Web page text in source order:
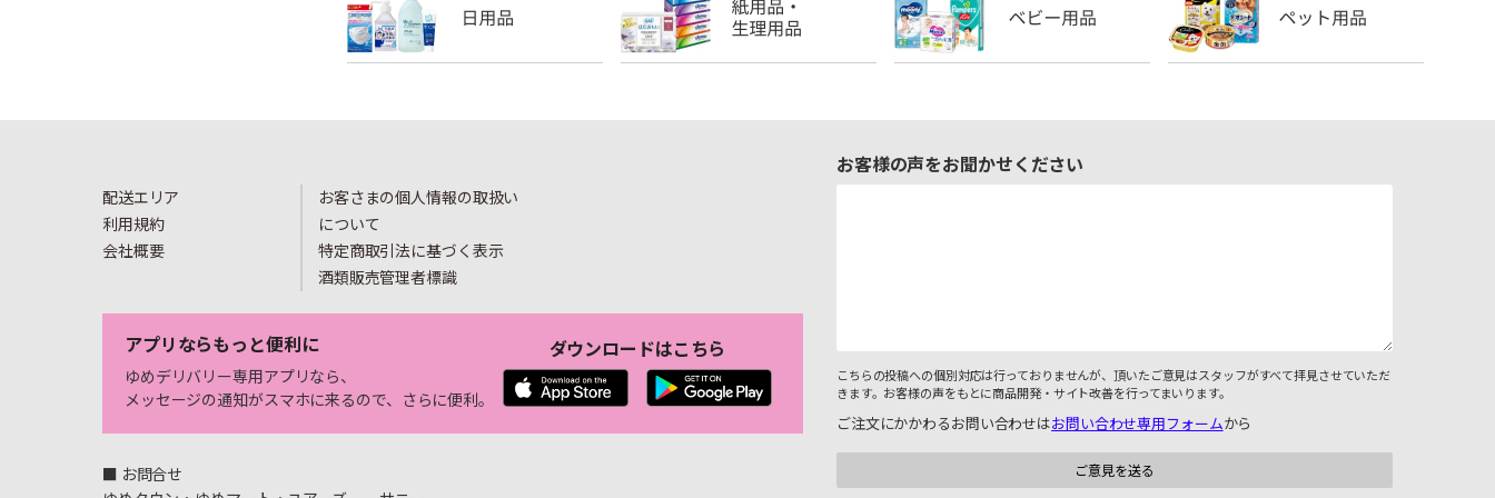
配送エリア
利用規約
会社概要
お客さまの個人情報の取扱い
について
特定商取引法に基づく表示
酒類販売管理者標識
アプリならもっと便利に
ゆめデリバリー専用アプリなら、
メッセージの通知がスマホに来るので、さらに便利。
ダウンロードはこちら
■ お問合せ
お客様の声をお聞かせください
こちらの投稿への個別対応は行っておりませんが、頂いたご意見はスタッフがすべて拝見させていただ
きます。お客様の声をもとに商品開発・サイト改善を行ってまいります。
ご注文にかかわるお問い合わせはお問い合わせ専用フォームから